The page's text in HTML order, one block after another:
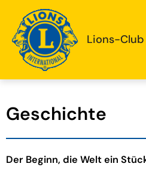
Lions-
Geschichte
Der Beginn, die Welt ein